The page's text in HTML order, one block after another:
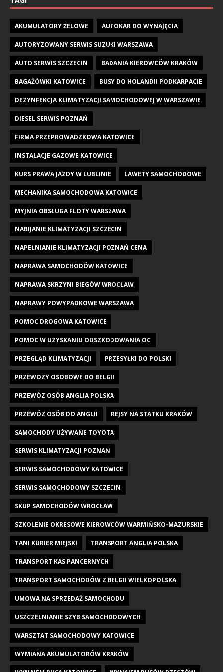
AKUMULATORY ŻELOWE AUTOKAR DO WYNAJĘCIA
AUTORYZOWANY SERWIS SUZUKI WARSZAWA
AUTO SERWIS SZCZECIN BADANIA KIEROWCÓW KRAKÓW
BAGAŻÓWKI KATOWICE BUSY DO HOLANDII PODKARPACIE
DEZYNFEKCJA KLIMATYZACJI SAMOCHODOWEJ W WARSZAWIE
DIESEL SERWIS POZNAŃ
FIRMA PRZEPROWADZKOWA KATOWICE
INSTALACJE GAZOWE KATOWICE
KURS PRAWA JAZDY W LUBLINIE LAWETY SAMOCHODOWE
MECHANIKA SAMOCHODOWA KATOWICE
MYJNIA OBSŁUGA FLOTY WARSZAWA
NABIJANIE KLIMATYZACJI SZCZECIN
NAPEŁNIANIE KLIMATYZACJI POZNAŃ CENA
NAPRAWA SAMOCHODÓW KATOWICE
NAPRAWA SKRZYNI BIEGÓW WROCŁAW
NAPRAWY POWYPADKOWE WARSZAWA
POMOC DROGOWA KATOWICE
POMOC W UZYSKANIU ODSZKODOWANIA OC
PRZEGLĄD KLIMATYZACJI PRZESYŁKI DO POLSKI
PRZEWOZY OSOBOWE DO BELGII
PRZEWÓZ OSÓB ANGLIA POLSKA
PRZEWÓZ OSÓB DO ANGLII REJSY NA STATKU KRAKÓW
SAMOCHODY UŻYWANE TOYOTA
SERWIS KLIMATYZACJI POZNAŃ
SERWIS SAMOCHODOWY KATOWICE
SERWIS SAMOCHODOWY SZCZECIN
SKUP SAMOCHODÓW WROCŁAW
SZKOLENIE OKRESOWE KIEROWCÓW WARMIŃSKO-MAZURSKIE
TANI KURIER MIEJSKI TRANSPORT ANGLIA POLSKA
TRANSPORT KAS PANCERNYCH
TRANSPORT SAMOCHODÓW Z BELGII WIELKOPOLSKA
UMOWA NA SPRZEDAŻ SAMOCHODU
USZCZELNIANIE SZYB SAMOCHODOWYCH
WARSZTAT SAMOCHODOWY KATOWICE
WYMIANA AKUMULATORÓW KRAKÓW